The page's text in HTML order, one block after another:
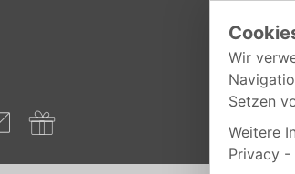
Wir
Setzen
Weitere
Privacy -